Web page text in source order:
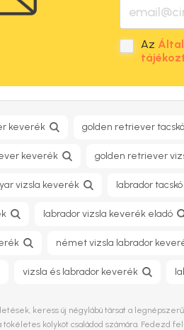
Az
keverék golden retriever tacskó
keverék golden retriever
vizsla keverék labrador
labrador vizsla keverék eladó
német vizsla labrador
vizsla és labrador keverék
keress új négylábú társat a
kölyköt családod számára. Fedezd